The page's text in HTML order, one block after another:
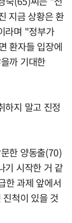
지금 상황은 환
라며 "정부가
환자들 입장에
까 기대한
하지 말고 진정
한 양동출(70)
기 시작한 거 같
한 과제 앞에서
척이 있을 것